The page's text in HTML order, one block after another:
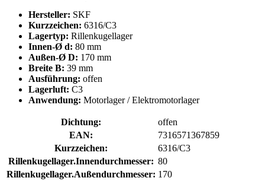
Hersteller: SKF
Kurzzeichen: 6316/C3
Lagertyp: Rillenkugellager
Innen-Ø d: 80 mm
Außen-Ø D: 170 mm
Breite B: 39 mm
Ausführung: offen
Lagerluft: C3
Anwendung: Motorlager / Elektromotorlager
Dichtung:
offen
EAN:
7316571367859
Kurzzeichen:
6316/C3
Rillenkugellager.Innendurchmesser: 80
Rillenkugellager.Außendurchmesser: 170